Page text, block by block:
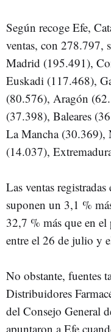
Según recoge Efe,
ventas, con 278.797,
Madrid (195.491),
Euskadi (117.468),
(80.576), Aragón
(37.398), Baleares
La Mancha (30.369),
(14.037),
Las ventas
suponen un 3,1 %
32,7 % más que en
entre el 26 de julio y
No obstante, fuentes
Distribuidores
del Consejo General
apuntaron a Efe